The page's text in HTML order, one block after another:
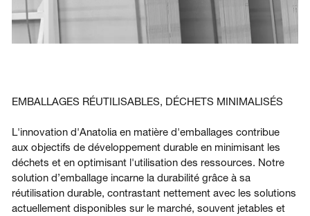
EMBALLAGES RÉUTILISABLES, DÉCHETS MINIMALISÉS
L'innovation d'Anatolia en matière d'emballages contribue
aux objectifs de développement durable en minimisant les
déchets et en optimisant l'utilisation des ressources. Notre
solution d’emballage incarne la durabilité grâce à sa
réutilisation durable, contrastant nettement avec les solutions
actuellement disponibles sur le marché, souvent jetables et